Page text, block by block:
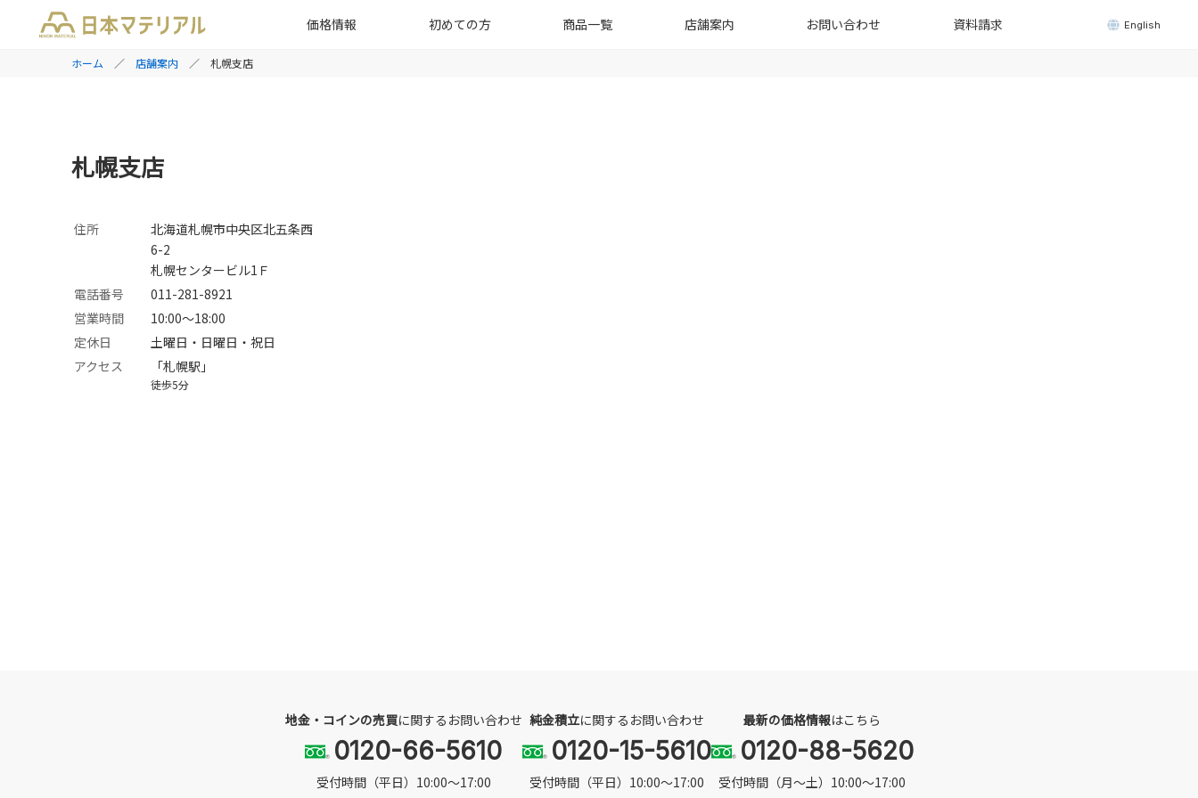
価格情報 初めての方 商品一覧 店舗案内 お問い合わせ 資料請求 English
ホーム ／ 店舗案内 ／ 札幌支店
札幌支店
住所
北海道札幌市中央区北五条西
6-2
札幌センタービル1Ｆ
電話番号
011-281-8921
営業時間
10:00～18:00
定休日
土曜日・日曜日・祝日
アクセス
「札幌駅」
徒歩5分
地金・コインの売買に関する お問い合わせ
0120-66-5610
受付時間（平日）10:00～17:00
純金積立に関するお問い合わせ
0120-15-5610
受付時間（平日）10:00～17:00
最新の価格情報はこちら
0120-88-5620
受付時間（月〜土）10:00～17:00